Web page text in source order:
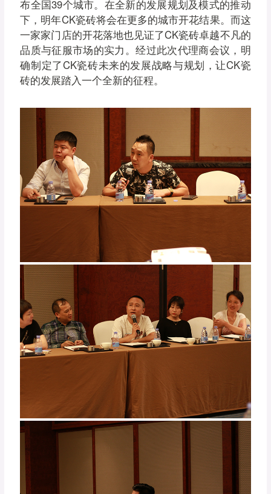
布全国39个城市。在全新的发展规划及模式的推动
下，明年CK瓷砖将会在更多的城市开花结果。而这
一家家门店的开花落地也见证了CK瓷砖卓越不凡的
品质与征服市场的实力。经过此次代理商会议，明
确制定了CK瓷砖未来的发展战略与规划，让CK瓷
砖的发展踏入一个全新的征程。